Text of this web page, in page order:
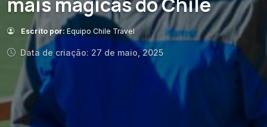
Escrito por: Equipo Chile Travel
Data de criação: 27 de maio, 2025